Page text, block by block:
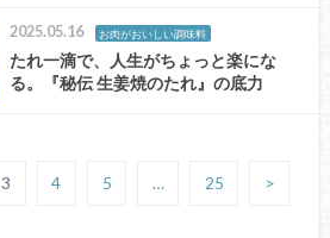
2025.05.16 お肉がおいしい調味料
たれ一滴で、人生がちょっと楽にな
る。『秘伝 生姜焼のたれ』の底力
3 4 5 … 25 >